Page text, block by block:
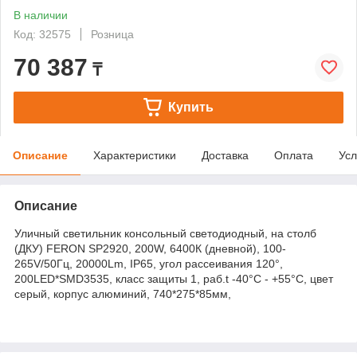
В наличии
Код: 32575
Розница
70 387 ₸
Купить
Описание Характеристики Доставка Оплата
Описание
Уличный светильник консольный светодиодный, на столб
(ДКУ) FERON SP2920, 200W, 6400К (дневной), 100-
265V/50Гц, 20000Lm, IP65, угол рассеивания 120°,
200LED*SMD3535, класс защиты 1, раб.t -40°C - +55°C, цвет
серый, корпус алюминий, 740*275*85мм,